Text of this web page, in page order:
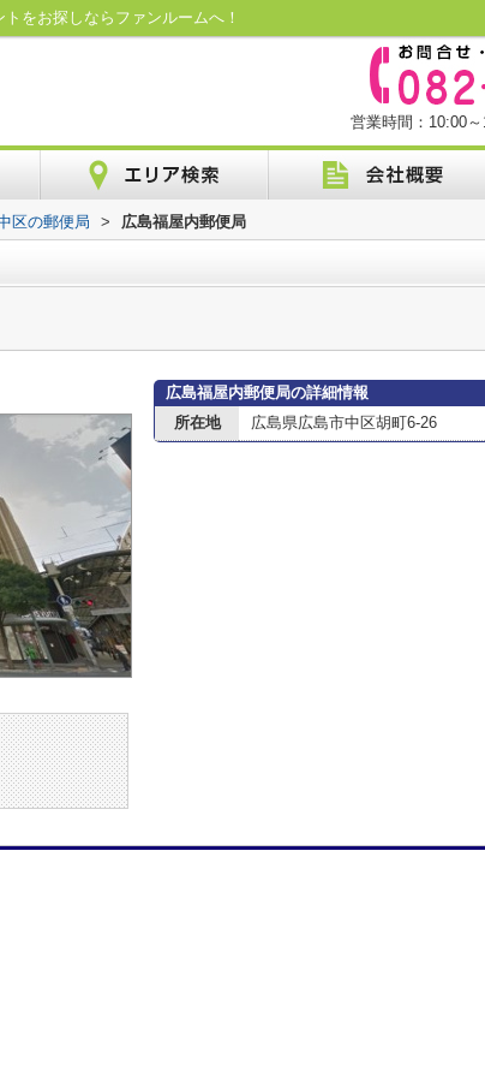
をお探しならファンルームへ！
営業時間：10:00
区の郵便局 > 広島福屋内郵便局
広島福屋内郵便局の詳細情報
所在地
広島県広島市中区胡町6-26